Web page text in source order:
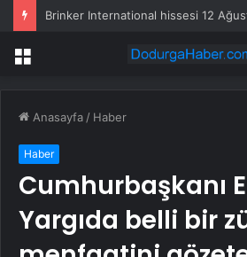
Menü
Anasayfa / Haber
Haber
Cumhurbaşkanı
Yargıda belli bir